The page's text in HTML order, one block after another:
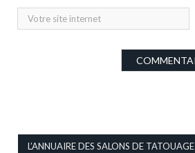
L’ANNUAIRE DES SALONS DE TATOUAGE